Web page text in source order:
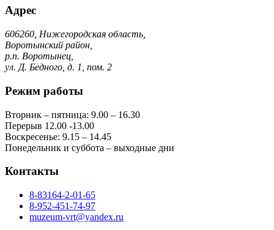
Адрес
606260, Нижегородская область,
Воротынский район,
р.п. Воротынец,
ул. Д. Бедного, д. 1, пом. 2
Режим работы
Вторник – пятница: 9.00 – 16.30
Перерыв 12.00 -13.00
Воскресенье: 9.15 – 14.45
Понедельник и суббота – выходные дни
Контакты
8-83164-2-01-65
8-952-451-74-97
muzeum-vrt@yandex.ru